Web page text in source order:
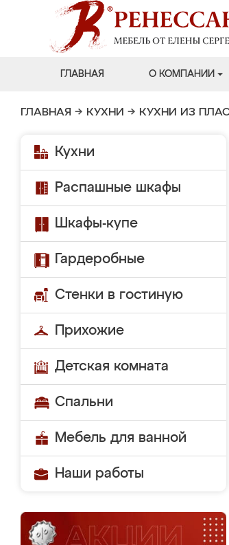
ГЛАВНАЯ О КОМПАНИИ
ГЛАВНАЯ → КУХНИ → КУХНИ ИЗ
Кухни
Распашные шкафы
Шкафы-купе
Гардеробные
Стенки в гостиную
Прихожие
Детская комната
Спальни
Мебель для ванной
Наши работы